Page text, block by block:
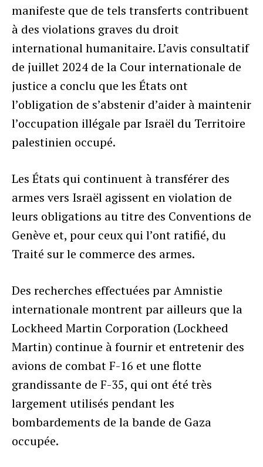
manifeste que de tels transferts contribuent
à des violations graves du droit
international humanitaire. L’avis consultatif
de juillet 2024 de la Cour internationale de
justice a conclu que les États ont
l’obligation de s’abstenir d’aider à maintenir
l’occupation illégale par Israël du Territoire
palestinien occupé.
Les États qui continuent à transférer des
armes vers Israël agissent en violation de
leurs obligations au titre des Conventions de
Genève et, pour ceux qui l’ont ratifié, du
Traité sur le commerce des armes.
Des recherches effectuées par Amnistie
internationale montrent par ailleurs que la
Lockheed Martin Corporation (Lockheed
Martin) continue à fournir et entretenir des
avions de combat F-16 et une flotte
grandissante de F-35, qui ont été très
largement utilisés pendant les
bombardements de la bande de Gaza
occupée.